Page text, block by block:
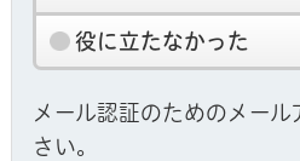
役に立たなかった
メール認証のためのメー
さい。